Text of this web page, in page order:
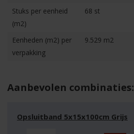
Stuks per eenheid
(m2)
68 st
Eenheden (m2) per
verpakking
9.529 m2
Aanbevolen combinaties:
Opsluitband 5x15x100cm Grijs